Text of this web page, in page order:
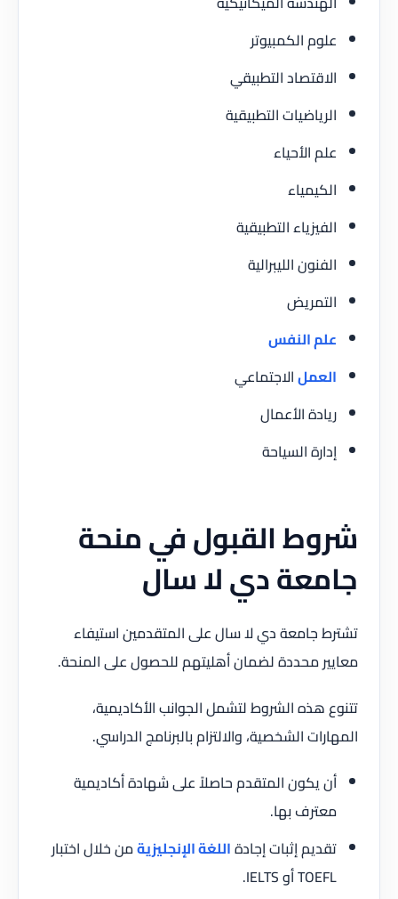
علوم الكمبيوتر
الاقتصاد التطبيقي
الرياضيات التطبيقية
علم الأحياء
الكيمياء
الفيزياء التطبيقية
الفنون الليبرالية
التمريض
علم النفس
العملالاجتماعي
ريادة الأعمال
إدارة السياحة
شروط القبول في منحة
جامعة دي لا سال
تشترط جامعة دي لا سال على المتقدمين استيفاء
معايير محددة لضمان أهليتهم للحصول على المنحة.
تتنوع هذه الشروط لتشمل الجوانب الأكاديمية،
المهارات الشخصية، والالتزام بالبرنامج الدراسي.
أن يكون المتقدم حاصلاً على شهادة أكاديمية
معترف بها.
تقديم إثبات إجادةاللغة الإنجليزيةمن خلال اختبار
TOEFL أو IELTS.